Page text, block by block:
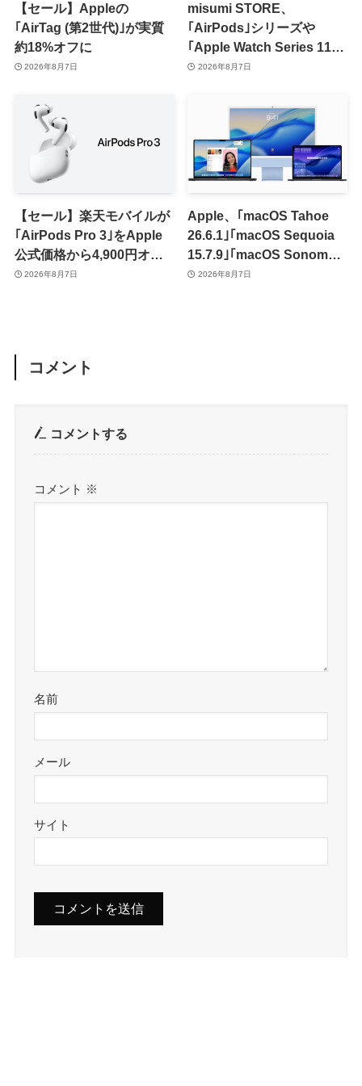
【セール】Appleの
｢AirTag (第2世代)｣が実質
約18%オフに
2026年8月7日
misumi STORE、
｢AirPods｣シリーズや
｢Apple Watch Series 11｣
のセールを開催中
2026年8月7日
【セール】楽天モバイルが
｢AirPods Pro 3｣をApple
公式価格から4,900円オフ
で販売中
2026年8月7日
Apple、｢macOS Tahoe
26.6.1｣｢macOS Sequoia
15.7.9｣｢macOS Sonoma
14.8.9｣をリリース ｰ 画面共
2026年8月7日
コメント
コメントする
コメント ※
名前
メール
サイト